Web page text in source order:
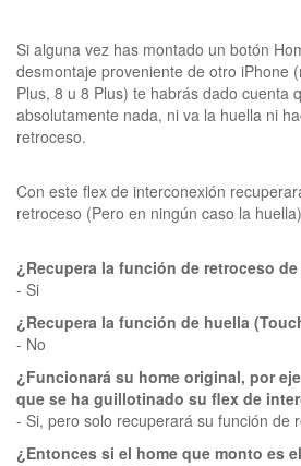
Si alguna vez has montado un botón
desmontaje proveniente de otro iPhone
Plus, 8 u 8 Plus) te habrás dado cuenta
absolutamente nada, ni va la huella ni
retroceso.
Con este flex de interconexión
retroceso (Pero en ningún caso la huella)
¿Recupera la función de retroceso
- Si
¿Recupera la función de huella
- No
¿Funcionará su home original, por
que se ha guillotinado su flex de
- Si, pero solo recuperará su función de
¿Entonces si el home que monto es